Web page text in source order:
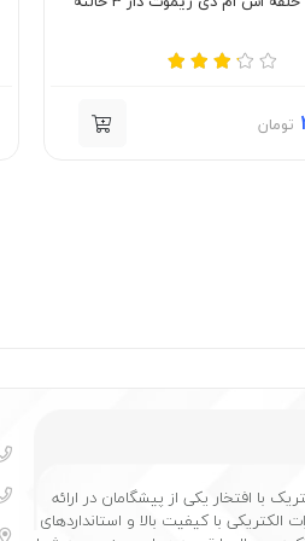
تومان
با افتخار یکی از پیشگامان در ارائه
با کیفیت بالا و استانداردهای